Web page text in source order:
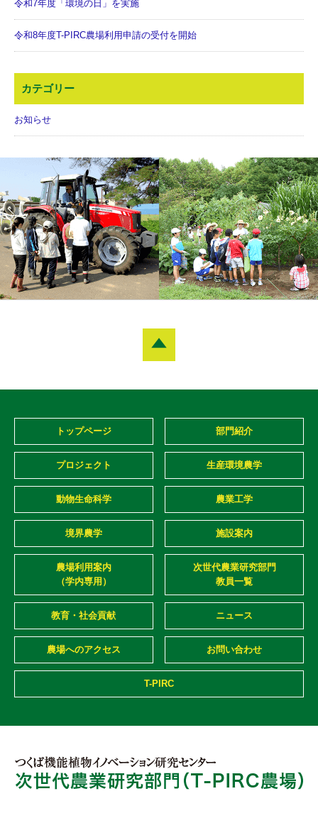
令和7年度「環境の日」を実施
令和8年度T-PIRC農場利用申請の受付を開始
カテゴリー
お知らせ
トップページ 部門紹介
プロジェクト 生産環境農学
動物生命科学 農業工学
境界農学 施設案内
農場利用案内
（学内専用）
次世代農業研究部門
教員一覧
教育・社会貢献 ニュース
農場へのアクセス お問い合わせ
T-PIRC